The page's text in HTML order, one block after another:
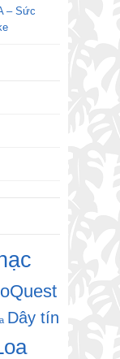
– Sức
Dây tín